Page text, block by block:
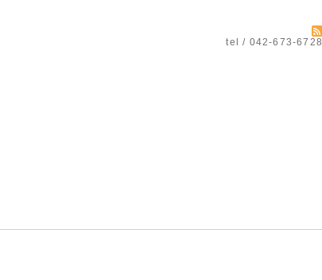
tel / 042-673-6728